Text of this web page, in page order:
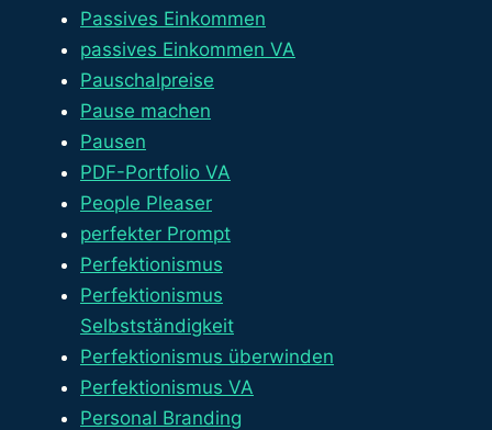
Passives Einkommen
passives Einkommen VA
Pauschalpreise
Pause machen
Pausen
PDF-Portfolio VA
People Pleaser
perfekter Prompt
Perfektionismus
Perfektionismus
Selbstständigkeit
Perfektionismus überwinden
Perfektionismus VA
Personal Branding